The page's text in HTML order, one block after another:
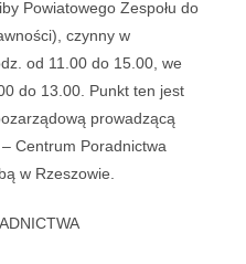
Powiatowego Zespołu do
czynny w
od 11.00 do 15.00, we
do 13.00. Punkt ten jest
prowadzącą
Centrum Poradnictwa
w Rzeszowie.